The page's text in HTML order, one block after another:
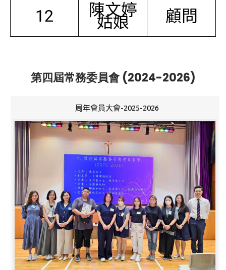
12 陳文婷
姑娘 顧問
第四屆常務委員會 (2024-2026)
周年會員大會-2025-2026